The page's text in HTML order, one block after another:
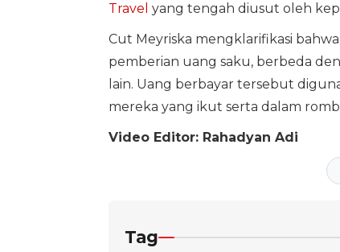
Travel yang tengah diusut oleh
Cut Meyriska mengklarifikasi
pemberian uang saku, berbeda
lain. Uang berbayar tersebut
mereka yang ikut serta dalam
Video Editor: Rahadyan Adi
Tag